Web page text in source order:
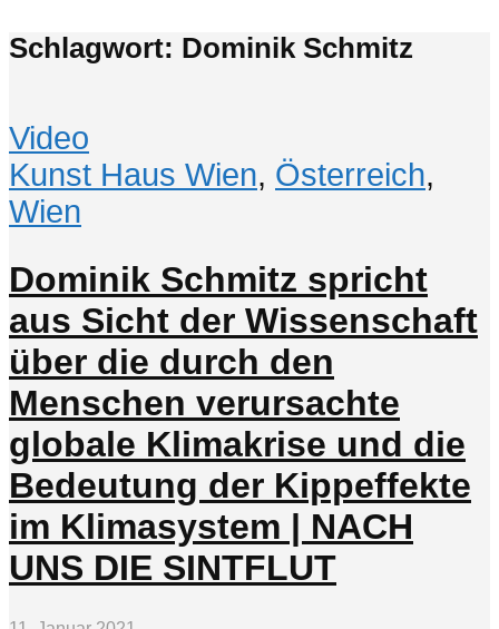
Schlagwort: Dominik Schmitz
Video
Kunst Haus Wien, Österreich,
Wien
Dominik Schmitz spricht
aus Sicht der Wissenschaft
über die durch den
Menschen verursachte
globale Klimakrise und die
Bedeutung der Kippeffekte
im Klimasystem | NACH
UNS DIE SINTFLUT